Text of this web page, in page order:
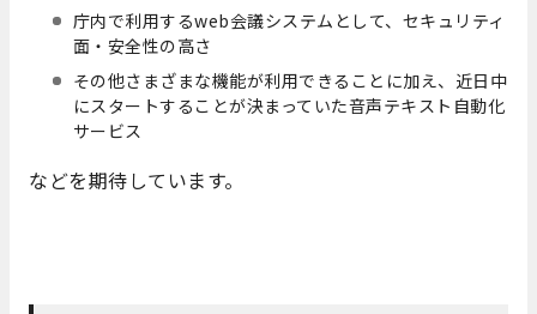
庁内で利用するweb会議システムとして、セキュリティ
面・安全性の高さ
その他さまざまな機能が利用できることに加え、近日中
にスタートすることが決まっていた音声テキスト自動化
サービス
などを期待しています。